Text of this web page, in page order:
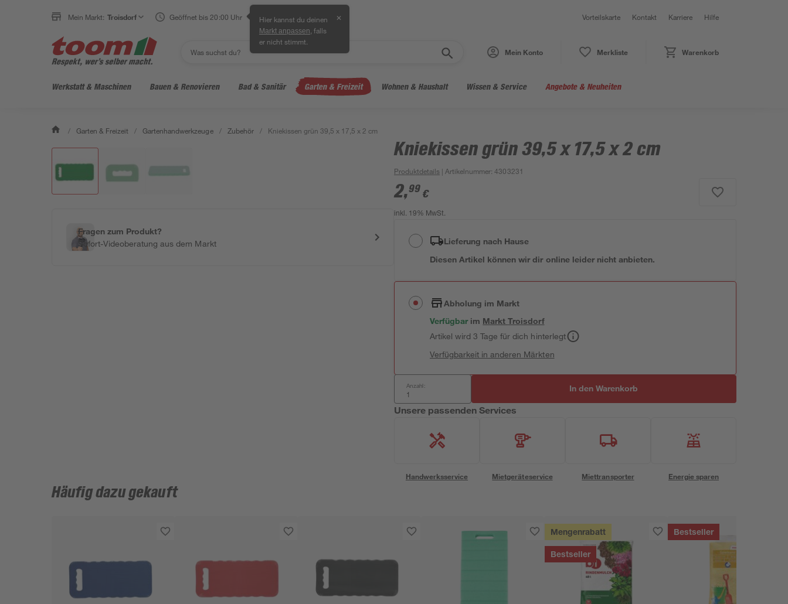
Mein Markt: Troisdorf Geöffnet bis 20:00 Uhr Hier kannst du deinen
Markt anpassen , falls
er nicht stimmt.
✕ Vorteilskarte Kontakt Karriere Hilfe
Mein Konto Merkliste Warenkorb
Werkstatt & Maschinen Bauen & Renovieren Bad & Sanitär Garten & Freizeit Wohnen & Haushalt Wissen & Service Angebote & Neuheiten
/ Garten & Freizeit / Gartenhandwerkzeuge / Zubehör / Kniekissen grün 39,5 x 17,5 x 2 cm
Fragen zum Produkt?
Sofort-Videoberatung aus dem Markt
Kniekissen grün 39,5 x 17,5 x 2 cm
Produktdetails | Artikelnummer:4303231
2,99 €
inkl. 19% MwSt.
Lieferung nach Hause
Diesen Artikel können wir dir online leider nicht anbieten.
Abholung im Markt
Verfügbar im MarktTroisdorf
Artikel wird 3 Tage für dich hinterlegt
Verfügbarkeit in anderen Märkten
Anzahl: In den Warenkorb
Unsere passenden Services
Handwerksservice Mietgeräteservice Miettransporter Energie sparen
Häufig dazu gekauft
Mengenrabatt
Bestseller
Bestseller